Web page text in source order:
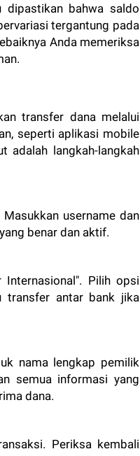
dipastikan bahwa saldo
tergantung pada
Anda memeriksa
transfer dana melalui
seperti aplikasi mobile
adalah langkah-langkah
username dan
benar dan aktif.
Internasional". Pilih opsi
transfer antar bank jika
nama lengkap pemilik
semua informasi yang
dana.
Periksa kembali